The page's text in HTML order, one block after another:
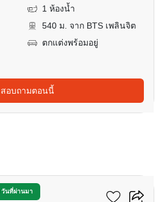
1 ห้องน้ำ
540 ม. จาก BTS เพลินจิต
ตกแต่งพร้อมอยู่
สอบถามตอนนี้
วันที่ผ่านมา